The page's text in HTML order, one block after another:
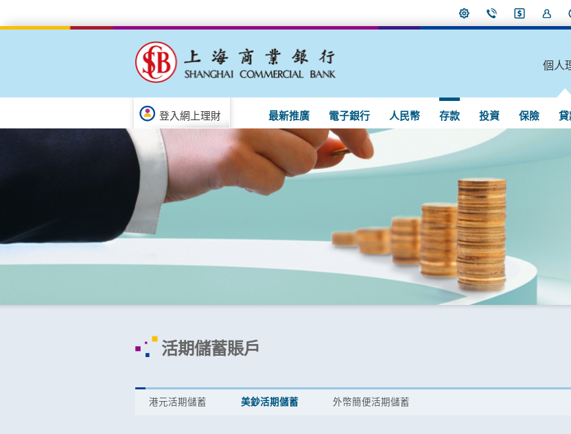
登入網上理財
個人
最新推廣 電子銀行 人民幣 存款 投資 保險 貸
活期儲蓄賬戶
港元活期儲蓄 美鈔活期儲蓄 外幣簡便活期儲蓄